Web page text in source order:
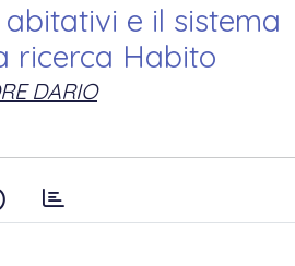
e il sistema
ricerca Habito
DARIO